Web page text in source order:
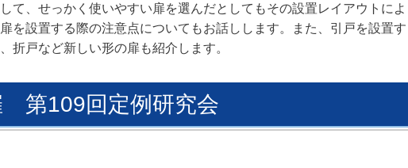
て、 せっかく使いやすい扉を選んだとしてもその設置レイアウトによ
扉を設置する際の注意点についてもお話しします。
また、引戸を設置す
折戸など新しい形の扉も紹介します。
第109回定例研究会